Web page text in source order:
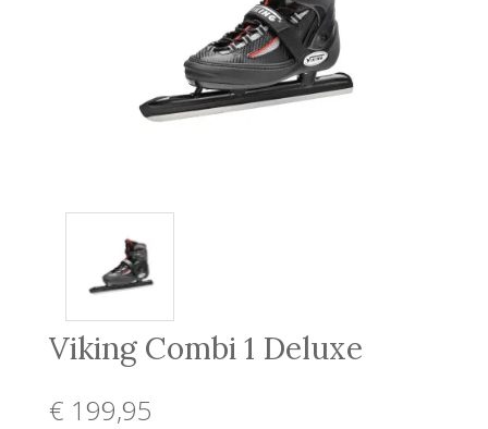
Viking Combi 1 Deluxe
€ 199,95